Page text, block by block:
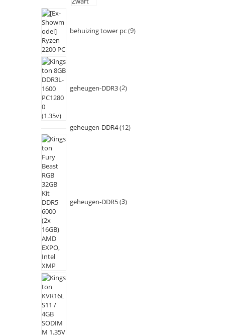
behuizing tower pc 9
geheugen-DDR3 2
geheugen-DDR4 12
geheugen-DDR5 3